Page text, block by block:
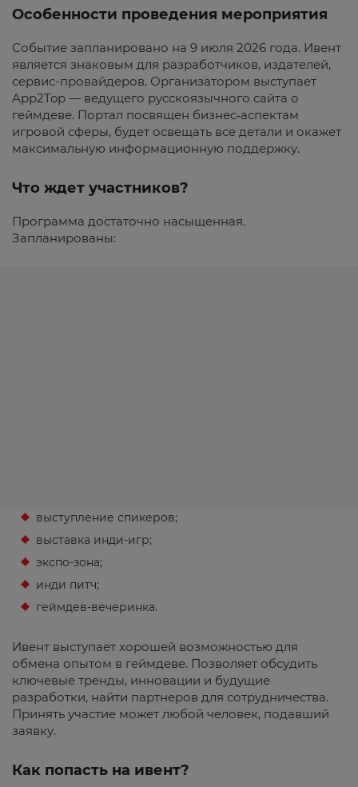
Особенности проведения мероприятия
Событие запланировано на 9 июля 2026 года. Ивент
является знаковым для разработчиков, издателей,
сервис-провайдеров. Организатором выступает
App2Top — ведущего русскоязычного сайта о
геймдеве. Портал посвящен бизнес‑аспектам
игровой сферы, будет освещать все детали и окажет
максимальную информационную поддержку.
Что ждет участников?
Программа достаточно насыщенная.
Запланированы:
выступление спикеров;
выставка инди-игр;
экспо-зона;
инди питч;
геймдев-вечеринка.
Ивент выступает хорошей возможностью для
обмена опытом в геймдеве. Позволяет обсудить
ключевые тренды, инновации и будущие
разработки, найти партнеров для сотрудничества.
Принять участие может любой человек, подавший
заявку.
Как попасть на ивент?